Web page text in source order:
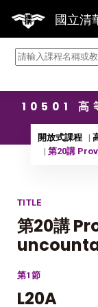
國立清
10501
開放式課程
第20講
TITLE
第20講
第1節
L20A